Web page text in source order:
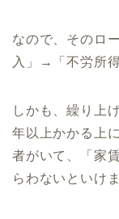
なので、そのロ
入」
→ 「不労所
しかも、繰り上
年以上かかる上
者がいて、「家
らわないといけ